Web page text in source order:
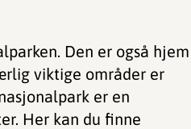
Den er også hjem
viktige områder er
er en
Her kan du finne